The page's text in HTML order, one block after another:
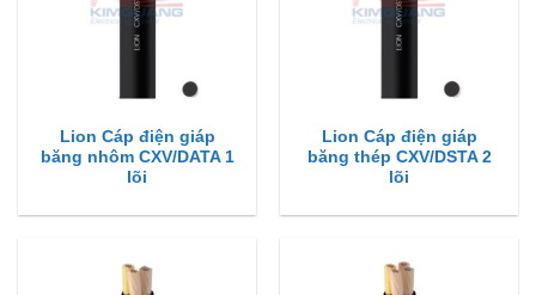
Lion Cáp điện giáp
băng nhôm CXV/DATA 1
lõi
Lion Cáp điện giáp
băng thép CXV/DSTA 2
lõi